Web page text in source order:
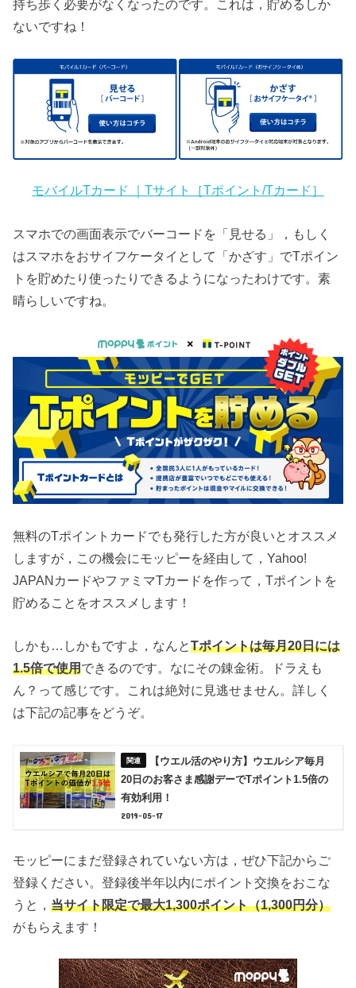
持ち歩く必要がなくなったのです。これは，貯めるしか
ないですね！
モバイルTカード ｜Tサイト［Tポイント/Tカード］
スマホでの画面表示でバーコードを「見せる」，もしく
はスマホをおサイフケータイとして「かざす」でTポイン
トを貯めたり使ったりできるようになったわけです。素
晴らしいですね。
無料のTポイントカードでも発行した方が良いとオススメ
しますが，この機会にモッピーを経由して，Yahoo!
JAPANカードやファミマTカードを作って，Tポイントを
貯めることをオススメします！
しかも…しかもですよ，なんとTポイントは毎月20日には
1.5倍で使用できるのです。なにその錬金術。ドラえも
ん？って感じです。これは絶対に見逃せません。詳しく
は下記の記事をどうぞ。
【ウエル活のやり方】ウエルシア毎月
20日のお客さま感謝デーでTポイント1.5倍の
有効利用！
2019-05-17
モッピーにまだ登録されていない方は，ぜひ下記からご
登録ください。登録後半年以内にポイント交換をおこな
うと，当サイト限定で最大1,300ポイント（1,300円分）
がもらえます！